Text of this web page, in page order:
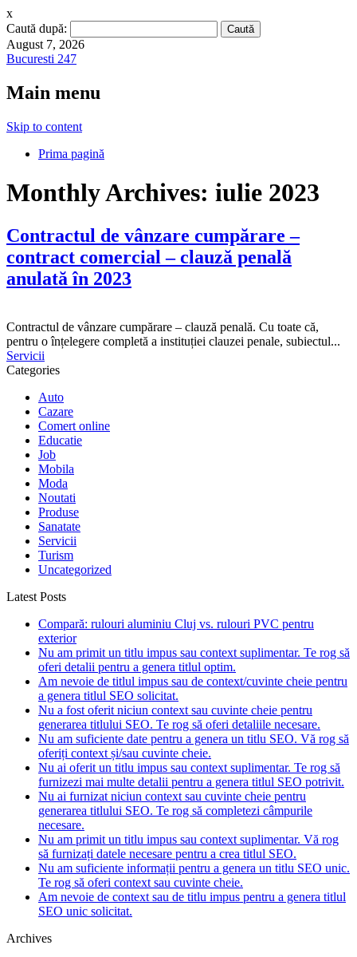
x
Caută după:
August 7, 2026
Bucuresti 247
Main menu
Skip to content
Prima pagină
Monthly Archives: iulie 2023
Contractul de vânzare cumpărare –
contract comercial – clauză penală
anulată în 2023
Contractul de vânzare cumpărare – clauză penală. Cu toate că,
pentru o înțelegere completă a instituției clauzei penale, subiectul...
Servicii
Categories
Auto
Cazare
Comert online
Educatie
Job
Mobila
Moda
Noutati
Produse
Sanatate
Servicii
Turism
Uncategorized
Latest Posts
Compară: rulouri aluminiu Cluj vs. rulouri PVC pentru
exterior
Nu am primit un titlu impus sau context suplimentar. Te rog să
oferi detalii pentru a genera titlul optim.
Am nevoie de titlul impus sau de context/cuvinte cheie pentru
a genera titlul SEO solicitat.
Nu a fost oferit niciun context sau cuvinte cheie pentru
generarea titlului SEO. Te rog să oferi detaliile necesare.
Nu am suficiente date pentru a genera un titlu SEO. Vă rog să
oferiți context și/sau cuvinte cheie.
Nu ai oferit un titlu impus sau context suplimentar. Te rog să
furnizezi mai multe detalii pentru a genera titlul SEO potrivit.
Nu ai furnizat niciun context sau cuvinte cheie pentru
generarea titlului SEO. Te rog să completezi câmpurile
necesare.
Nu am primit un titlu impus sau context suplimentar. Vă rog
să furnizați datele necesare pentru a crea titlul SEO.
Nu am suficiente informații pentru a genera un titlu SEO unic.
Te rog să oferi context sau cuvinte cheie.
Am nevoie de context sau de titlu impus pentru a genera titlul
SEO unic solicitat.
Archives